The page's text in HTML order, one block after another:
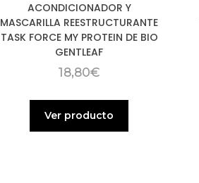
ACONDICIONADOR Y
MASCARILLA REESTRUCTURANTE
TASK FORCE MY PROTEIN DE BIO
GENTLEAF
18,80€
Ver producto